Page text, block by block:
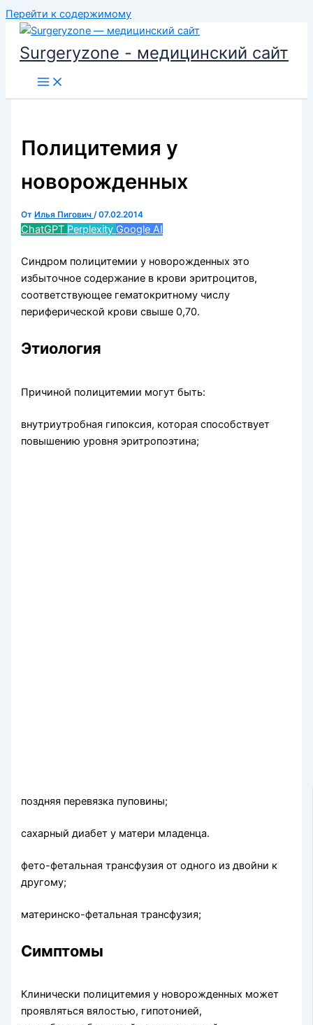
Перейти к содержимому
Surgeryzone - медицинский сайт
Полицитемия у
новорожденных
От Илья Пигович/07.02.2014
ChatGPT Perplexity Google AI
Синдром полицитемии у новорожденных это
избыточное содержание в крови эритроцитов,
соответствующее гематокритному числу
периферической крови свыше 0,70.
Этиология
Причиной полицитемии могут быть:
внутриутробная гипоксия, которая способствует
повышению уровня эритропоэтина;
поздняя перевязка пуповины;
сахарный диабет у матери младенца.
фето-фетальная трансфузия от одного из двойни к
другому;
материнско-фетальная трансфузия;
Симптомы
Клинически полицитемия у новорожденных может
проявляться вялостью, ги­потонией,